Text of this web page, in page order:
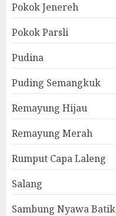
Pokok Jenereh
Pokok Parsli
Pudina
Puding Semangkuk
Remayung Hijau
Remayung Merah
Rumput Capa Laleng
Salang
Sambung Nyawa Batik